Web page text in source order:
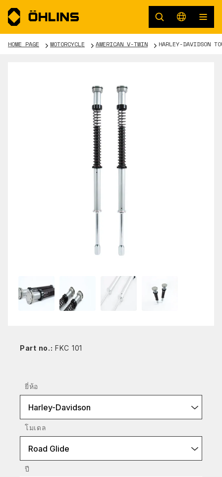
HOME PAGE MOTORCYCLE AMERICAN V-TWIN HARLEY-DAVIDSON
Part no.: FKC 101
ยี่ห้อ
Harley-Davidson
โมเดล
Road Glide
ปี